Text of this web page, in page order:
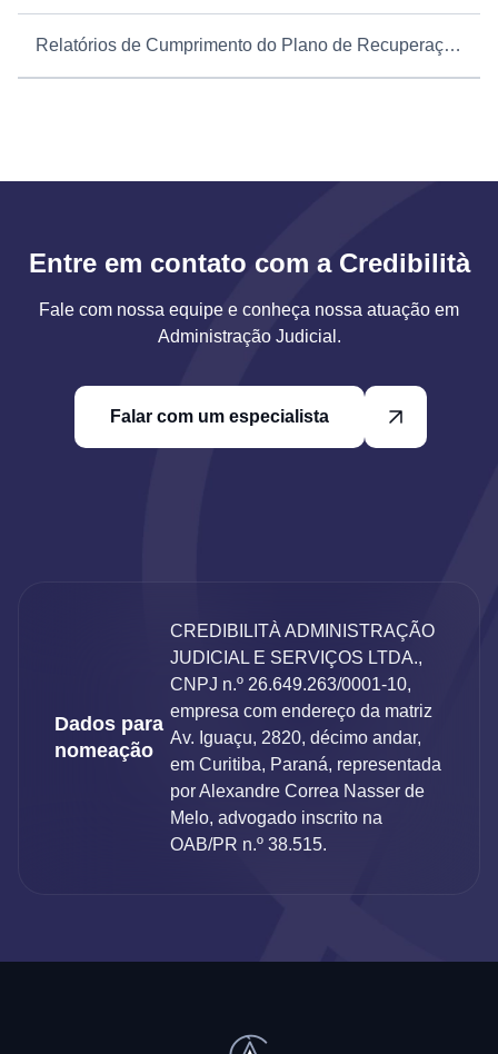
Relatórios de Cumprimento do Plano de Recuperação Judicial
Entre em contato com a Credibilità
Fale com nossa equipe e conheça nossa atuação em
Administração Judicial.
Falar com um especialista
Dados para
nomeação
CREDIBILITÀ ADMINISTRAÇÃO
JUDICIAL E SERVIÇOS LTDA.,
CNPJ n.º 26.649.263/0001-10,
empresa com endereço da matriz
Av. Iguaçu, 2820, décimo andar,
em Curitiba, Paraná, representada
por Alexandre Correa Nasser de
Melo, advogado inscrito na
OAB/PR n.º 38.515.